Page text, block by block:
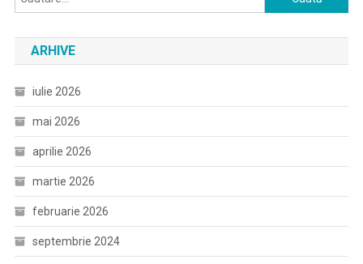
după:
ARHIVE
iulie 2026
mai 2026
aprilie 2026
martie 2026
februarie 2026
septembrie 2024